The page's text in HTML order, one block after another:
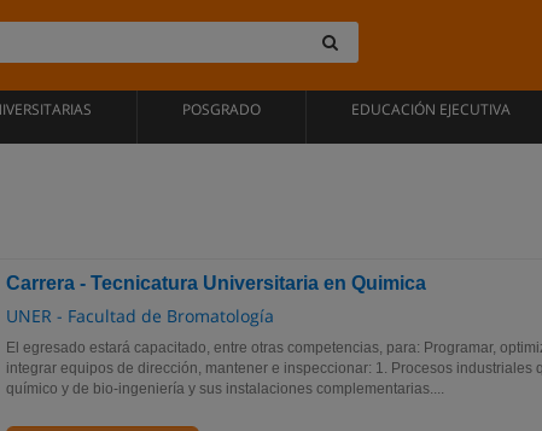
POSGRADO EDUCACIÓN EJECUTIVA
Carrera - Tecnicatura Universitaria en Quimica
UNER - Facultad de Bromatología
El egresado estará capacitado, entre otras competencias, para: Programar,
integrar equipos de dirección, mantener e inspeccionar: 1. Procesos industriales
químico y de bio-ingeniería y sus instalaciones complementarias....